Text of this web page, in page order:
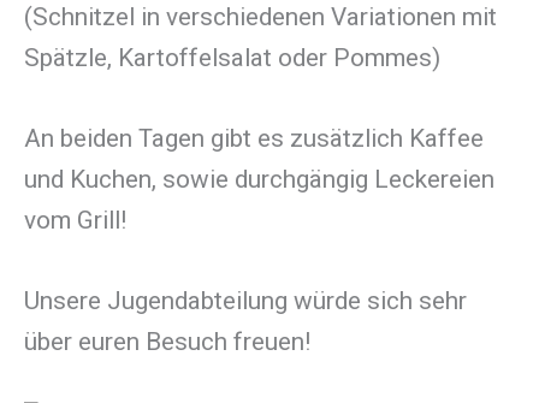
(Schnitzel in verschiedenen Variationen mit
Spätzle, Kartoffelsalat oder Pommes)
An beiden Tagen gibt es zusätzlich Kaffee
und Kuchen, sowie durchgängig Leckereien
vom Grill!
Unsere Jugendabteilung würde sich sehr
über euren Besuch freuen!